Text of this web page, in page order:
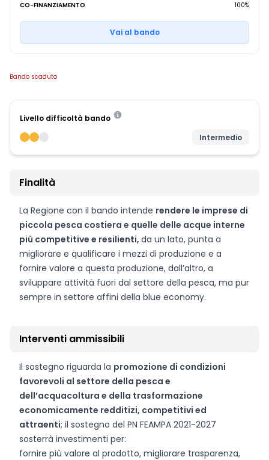
CO-FINANZIAMENTO 100%
Vai al bando
Bando scaduto
Livello difficoltà bando
Intermedio
Finalità
La Regione con il bando intende rendere le imprese di
piccola pesca costiera e quelle delle acque interne
più competitive e resilienti, da un lato, punta a
migliorare e qualificare i mezzi di produzione e a
fornire valore a questa produzione, dall’altro, a
sviluppare attività fuori dal settore della pesca, ma pur
sempre in settore affini della blue economy.
Interventi ammissibili
Il sostegno riguarda la promozione di condizioni
favorevoli al settore della pesca e
dell’acquacoltura e della trasformazione
economicamente redditizi, competitivi ed
attraenti; il sostegno del PN FEAMPA 2021-2027
sosterrà investimenti per:
fornire più valore al prodotto, migliorare trasparenza,